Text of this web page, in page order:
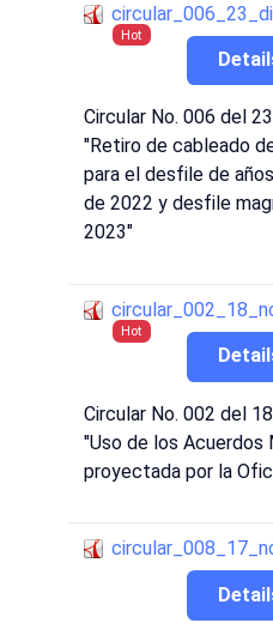
Hot
Circular No. 006 del
"Retiro de cableado
para el desfile de
de 2022 y desfile
2023"
Hot
Circular No. 002 del
"Uso de los Acuerdos
proyectada por la